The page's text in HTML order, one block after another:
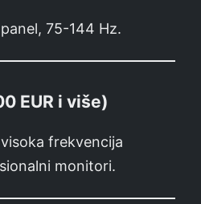
75-144 Hz.
EUR i više)
frekvencija
monitori.